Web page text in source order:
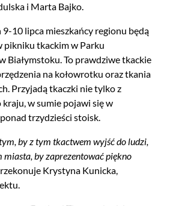
i Marta Bajko.
10 lipca mieszkańcy regionu będą
pikniku tkackim w Parku
Białymstoku. To prawdziwe tkackie
na kołowrotku oraz tkania
Przyjadą tkaczki nie tylko z
kraju, w sumie pojawi się w
trzydzieści stoisk.
by z tym tkactwem wyjść do ludzi,
miasta, by zaprezentować piękno
Krystyna Kunicka,